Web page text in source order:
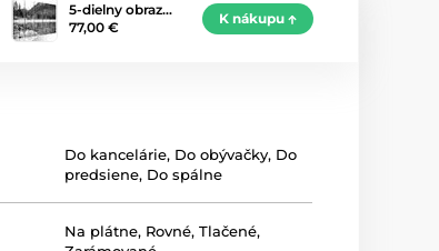
5-dielny obraz…
77,00 €
K nákupu
Do kancelárie, Do obývačky, Do
predsiene, Do spálne
Na plátne, Rovné,Tlačené,